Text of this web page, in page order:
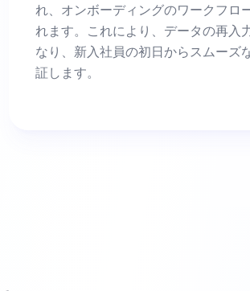
れ、オンボーディングのワークフロ
れます。これにより、データの再入
なり、新入社員の初日からスムーズ
証します。